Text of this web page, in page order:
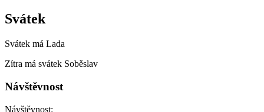
Svátek
Svátek má Lada
Zítra má svátek Soběslav
Návštěvnost
Návštěvnost: